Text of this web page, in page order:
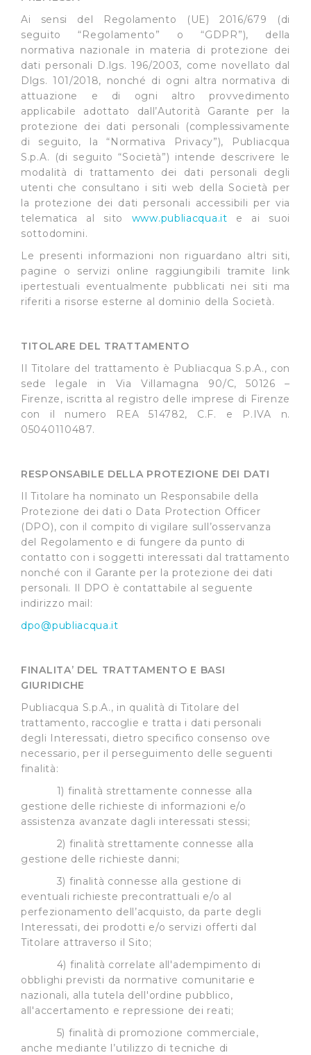
Ai sensi del Regolamento (UE) 2016/679 (di
seguito “Regolamento” o “GDPR”), della
normativa nazionale in materia di protezione dei
dati personali D.lgs. 196/2003, come novellato dal
Dlgs. 101/2018, nonché di ogni altra normativa di
attuazione e di ogni altro provvedimento
applicabile adottato dall’Autorità Garante per la
protezione dei dati personali (complessivamente
di seguito, la “Normativa Privacy”), Publiacqua
S.p.A. (di seguito “Società”) intende descrivere le
modalità di trattamento dei dati personali degli
utenti che consultano i siti web della Società per
la protezione dei dati personali accessibili per via
telematica al sito www.publiacqua.it e ai suoi
sottodomini.
Le presenti informazioni non riguardano altri siti,
pagine o servizi online raggiungibili tramite link
ipertestuali eventualmente pubblicati nei siti ma
riferiti a risorse esterne al dominio della Società.
TITOLARE DEL TRATTAMENTO
Il Titolare del trattamento è Publiacqua S.p.A., con
sede legale in Via Villamagna 90/C, 50126 –
Firenze, iscritta al registro delle imprese di Firenze
con il numero REA 514782, C.F. e P.IVA n.
05040110487.
RESPONSABILE DELLA PROTEZIONE DEI DATI
Il Titolare ha nominato un Responsabile della
Protezione dei dati o Data Protection Officer
(DPO), con il compito di vigilare sull’osservanza
del Regolamento e di fungere da punto di
contatto con i soggetti interessati dal trattamento
nonché con il Garante per la protezione dei dati
personali. Il DPO è contattabile al seguente
indirizzo mail:
dpo@publiacqua.it
FINALITA’ DEL TRATTAMENTO E BASI
GIURIDICHE
Publiacqua S.p.A., in qualità di Titolare del
trattamento, raccoglie e tratta i dati personali
degli Interessati, dietro specifico consenso ove
necessario, per il perseguimento delle seguenti
finalità:
1) finalità strettamente connesse alla
gestione delle richieste di informazioni e/o
assistenza avanzate dagli interessati stessi;
2) finalità strettamente connesse alla
gestione delle richieste danni;
3) finalità connesse alla gestione di
eventuali richieste precontrattuali e/o al
perfezionamento dell’acquisto, da parte degli
Interessati, dei prodotti e/o servizi offerti dal
Titolare attraverso il Sito;
4) finalità correlate all'adempimento di
obblighi previsti da normative comunitarie e
nazionali, alla tutela dell'ordine pubblico,
all'accertamento e repressione dei reati;
5) finalità di promozione commerciale,
anche mediante l’utilizzo di tecniche di